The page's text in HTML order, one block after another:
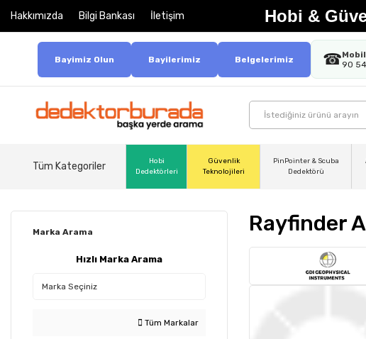
Hakkımızda Bilgi Bankası İletişim Hobi &
Bayimiz Olun Bayilerimiz Belgelerimiz ☎90
Tüm Kategoriler
Hobi
Dedektörleri
Güvenlik
Teknolojileri
PinPointer & Scuba
Dedektörü
Marka Arama
Hızlı Marka Arama
Tüm Markalar
Rayfinder